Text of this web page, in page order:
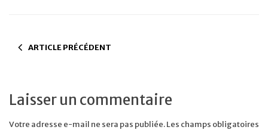
ARTICLE PRÉCÉDENT
Laisser un commentaire
Votre adresse e-mail ne sera pas publiée.Les champs obligatoires